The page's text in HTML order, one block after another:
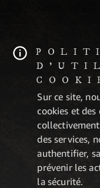
Sur ce site,
cookies et
des services,
authentifier,
prévenir les
la sécurité.